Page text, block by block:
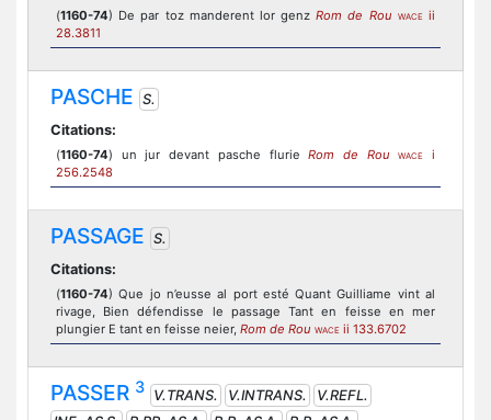
(1160-74) De par toz manderent lor genzRom de Rou WACE ii
28.3811
PASCHE S.
Citations:
(1160-74) un jur devant pasche flurieRom de Rou WACE
i
256.2548
PASSAGE S.
Citations:
(1160-74) Que jo n’eusse al port esté Quant Guilliame vint al
rivage, Bien défendisse le passage Tant en feisse en mer
plungier E tant en feisse neier, Rom de Rou WACE ii 133.6702
PASSER 3 V.TRANS. V.INTRANS.
V.REFL.